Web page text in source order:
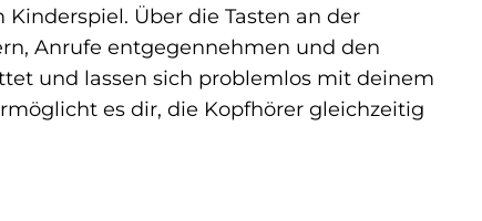
Über die Tasten an der
Anrufe entgegennehmen und den
und lassen sich problemlos mit deinem
es dir, die Kopfhörer gleichzeitig